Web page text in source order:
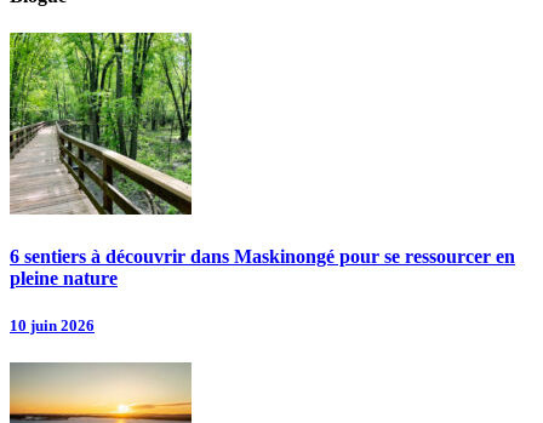
6 sentiers à découvrir dans Maskinongé pour se ressourcer en
pleine nature
10 juin 2026